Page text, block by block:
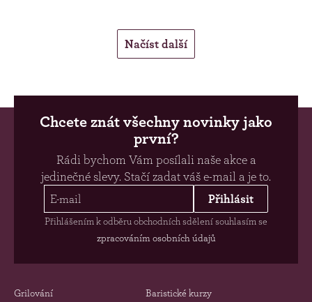
Načíst další
Chcete znát všechny novinky jako
první?
Rádi bychom Vám posílali naše akce a
jedinečné slevy. Stačí zadat váš e-mail a je to.
Přihlásit
Přihlášením k odběru obchodních sdělení souhlasím se
zpracováním osobních údajů
Grilování Baristické kurzy